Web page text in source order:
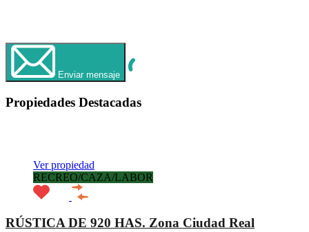
Enviar mensaje
Propiedades Destacadas
Ver propiedad
RECREO/CAZA/LABOR
RÚSTICA DE 920 HAS. Zona Ciudad Real